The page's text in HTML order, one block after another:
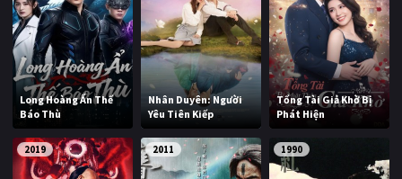
Long Hoàng Ẩn Thế
Báo Thù
Nhân Duyên: Người
Yêu Tiên Kiếp
Tổng Tài Giả Khờ Bị
Phát Hiện
2019 2011 1990